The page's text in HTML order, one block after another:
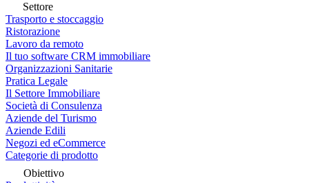
Settore
Trasporto e stoccaggio
Ristorazione
Lavoro da remoto
Il tuo software CRM immobiliare
Organizzazioni Sanitarie
Pratica Legale
Il Settore Immobiliare
Società di Consulenza
Aziende del Turismo
Aziende Edili
Negozi ed eCommerce
Categorie di prodotto
Obiettivo